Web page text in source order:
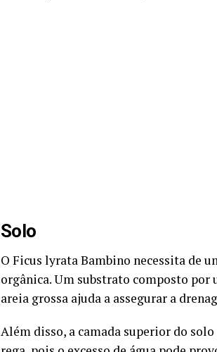
Solo
O Ficus lyrata Bambino necessita de
orgânica. Um substrato composto
areia grossa ajuda a assegurar a
Além disso, a camada superior do